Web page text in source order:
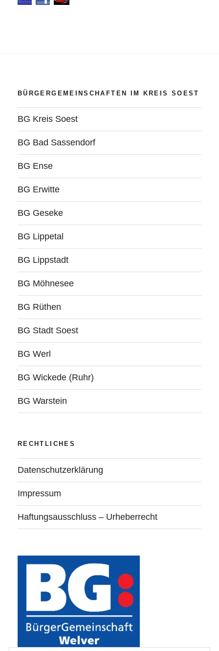
BÜRGERGEMEINSCHAFTEN IM KREIS SOEST
BG Kreis Soest
BG Bad Sassendorf
BG Ense
BG Erwitte
BG Geseke
BG Lippetal
BG Lippstadt
BG Möhnesee
BG Rüthen
BG Stadt Soest
BG Werl
BG Wickede (Ruhr)
BG Warstein
RECHTLICHES
Datenschutzerklärung
Impressum
Haftungsausschluss – Urheberrecht